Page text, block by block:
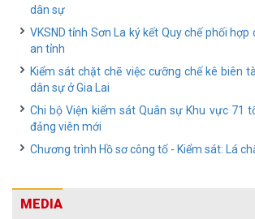
dân sự
VKSND tỉnh Sơn La ký kết Quy chế phối hợp
an tỉnh
Kiểm sát chặt chẽ việc cưỡng chế kê biên
dân sự ở Gia Lai
Chi bộ Viện kiểm sát Quân sự Khu vực 71
đảng viên mới
Chương trình Hồ sơ công tố - Kiểm sát: Lá
MEDIA